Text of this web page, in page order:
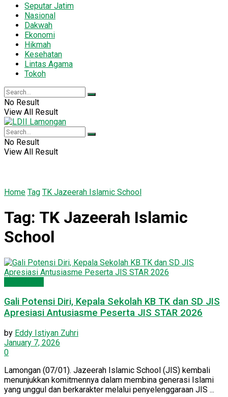
Seputar Jatim
Nasional
Dakwah
Ekonomi
Hikmah
Kesehatan
Lintas Agama
Tokoh
No Result
View All Result
No Result
View All Result
Home Tag TK Jazeerah Islamic School
Tag: TK Jazeerah Islamic
School
Gali Potensi Diri, Kepala Sekolah KB TK dan SD JIS
Apresiasi Antusiasme Peserta JIS STAR 2026
by Eddy Istiyan Zuhri
January 7, 2026
0
Lamongan (07/01). Jazeerah Islamic School (JIS) kembali
menunjukkan komitmennya dalam membina generasi Islami
yang unggul dan berkarakter melalui penyelenggaraan JIS ...